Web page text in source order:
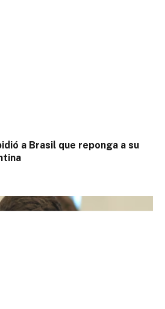
a Brasil que reponga a su